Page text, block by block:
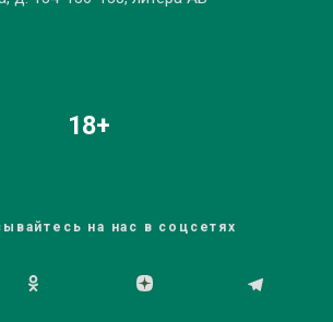
18+
на нас в соцсетях